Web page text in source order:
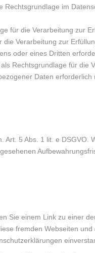
im
für die Verarbeitung zur
Verarbeitung zur
oder eines Dritten
Rechtsgrundlage für die
Daten erforderlich
5 Abs. 1 lit. e DSGVO.
Sie einem Link zu einer
fremden Webseiten